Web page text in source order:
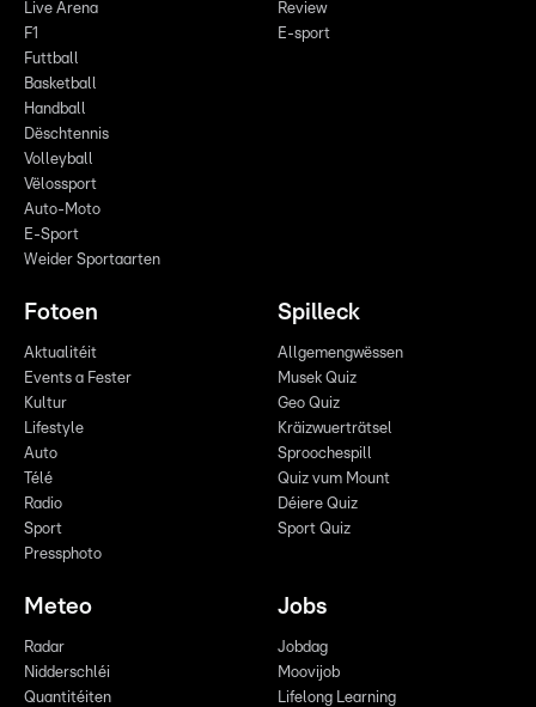
Live Arena
F1
Futtball
Basketball
Handball
Dëschtennis
Volleyball
Vëlossport
Auto-Moto
E-Sport
Weider Sportaarten
Review
E-sport
Fotoen
Aktualitéit
Events a Fester
Kultur
Lifestyle
Auto
Télé
Radio
Sport
Pressphoto
Spilleck
Allgemengwëssen
Musek Quiz
Geo Quiz
Kräizwuerträtsel
Sproochespill
Quiz vum Mount
Déiere Quiz
Sport Quiz
Meteo
Radar
Nidderschléi
Quantitéiten
Jobs
Jobdag
Moovijob
Lifelong Learning